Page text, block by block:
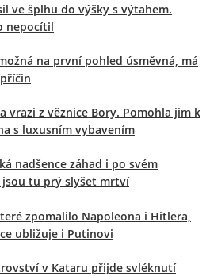
ve šplhu do výšky s výtahem.
nepocítil
na první pohled úsměvná, má
vrazi z věznice Bory. Pomohla jim k
s luxusním vybavením
nadšence záhad i po svém
jsou tu prý slyšet mrtví
zpomalilo Napoleona i Hitlera,
ubližuje i Putinovi
v Kataru přijde svléknutí